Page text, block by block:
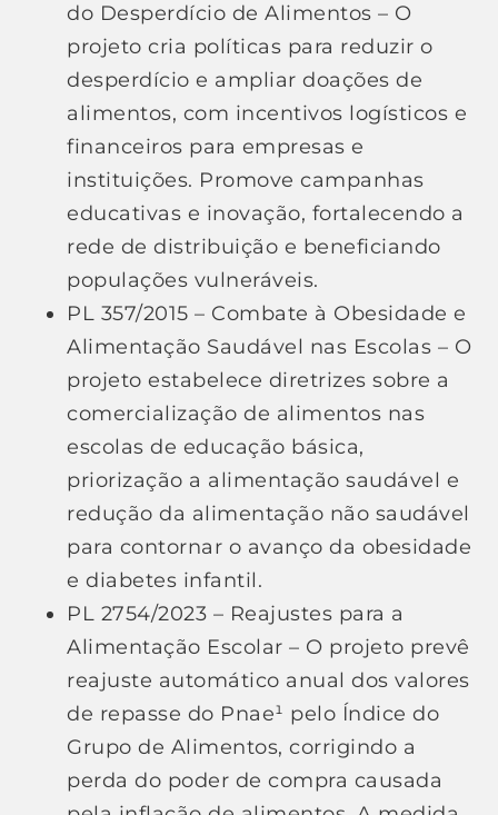
do Desperdício de Alimentos – O
projeto cria políticas para reduzir o
desperdício e ampliar doações de
alimentos, com incentivos logísticos e
financeiros para empresas e
instituições. Promove campanhas
educativas e inovação, fortalecendo a
rede de distribuição e beneficiando
populações vulneráveis.
PL 357/2015 – Combate à Obesidade e
Alimentação Saudável nas Escolas – O
projeto estabelece diretrizes sobre a
comercialização de alimentos nas
escolas de educação básica,
priorização a alimentação saudável e
redução da alimentação não saudável
para contornar o avanço da obesidade
e diabetes infantil.
PL 2754/2023 – Reajustes para a
Alimentação Escolar – O projeto prevê
reajuste automático anual dos valores
de repasse do Pnae¹ pelo Índice do
Grupo de Alimentos, corrigindo a
perda do poder de compra causada